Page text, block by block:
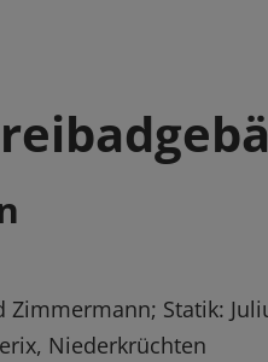
Statik:
Niederkrüchten